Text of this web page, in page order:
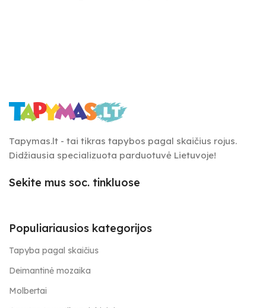
Tapymas.lt - tai tikras tapybos pagal skaičius rojus.
Didžiausia specializuota parduotuvė Lietuvoje!
Sekite mus soc. tinkluose
Populiariausios kategorijos
Tapyba pagal skaičius
Deimantinė mozaika
Molbertai